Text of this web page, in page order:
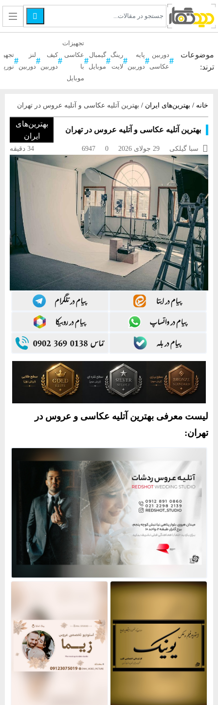

موضوعات
ترند:
دوربین
عکاسی
پایه
دوربین
رینگ
لایت
گیمبال
موبایل
تجهیزات
عکاسی
با
موبایل
کیف
دوربین
لنز
دوربین
خانه / بهترین‌های ایران / بهترین آتلیه عکاسی و آتلیه عروس در تهران
بهترین آتلیه عکاسی و آتلیه عروس در تهران
بهترین‌های
ایران
 سبا گیلکی 29 جولای 2026 0
6947 34 دقیقه
لیست معرفی بهترین آتلیه عکاسی و عروس در
تهران: